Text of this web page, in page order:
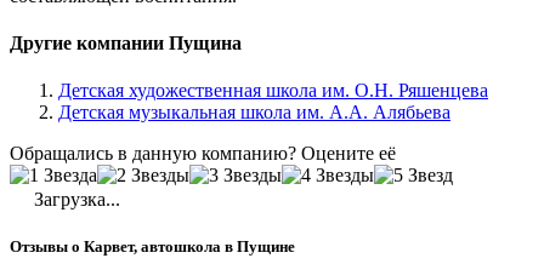
Другие компании Пущина
Детская художественная школа им. О.Н. Ряшенцева
Детская музыкальная школа им. А.А. Алябьева
Обращались в данную компанию? Оцените её
Загрузка...
Отзывы о Карвет, автошкола в Пущине